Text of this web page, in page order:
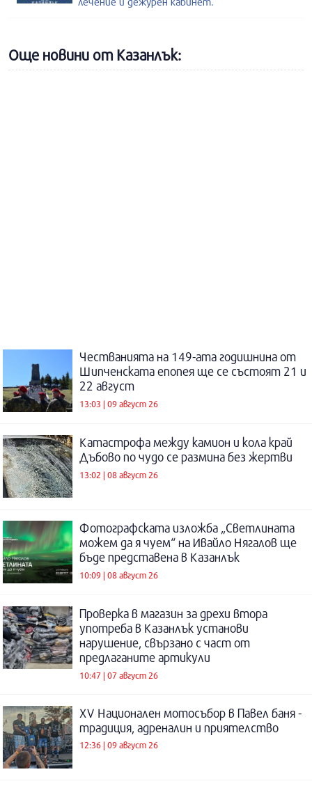
Още новини от Казанлък:
Честванията на 149-ата годишнина от
Шипченската епопея ще се състоят 21 и
22 август
13:03 | 09 август 26
Катастрофа между камион и кола край
Дъбово по чудо се размина без жертви
13:02 | 08 август 26
Фотографската изложба „Светлината
можем да я чуем“ на Ивайло Нягалов ще
бъде представена в Казанлък
10:09 | 08 август 26
Проверка в магазин за дрехи втора
употреба в Казанлък установи
нарушение, свързано с част от
предлаганите артикули
10:47 | 07 август 26
XV Национален мотосъбор в Павел баня -
традиция, адреналин и приятелство
12:36 | 09 август 26